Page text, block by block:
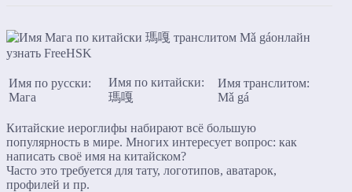
Имя по русски:
Мага
Имя по китайски:
瑪嘎
Имя транслитом:
Mǎ gá
Китайские иероглифы набирают всё большую
популярность в мире. Многих интересует вопрос: как
написать своё имя на китайском?
Часто это требуется для тату, логотипов, аватарок,
профилей и пр.